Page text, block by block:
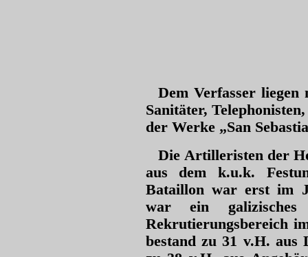
Dem Verfasser
Sanitäter,
der Werke „San
Die Artilleristen der
aus dem k.u.k.
Bataillon war erst im
war ein
Rekrutierungsbereich
bestand zu 31 v.H. aus